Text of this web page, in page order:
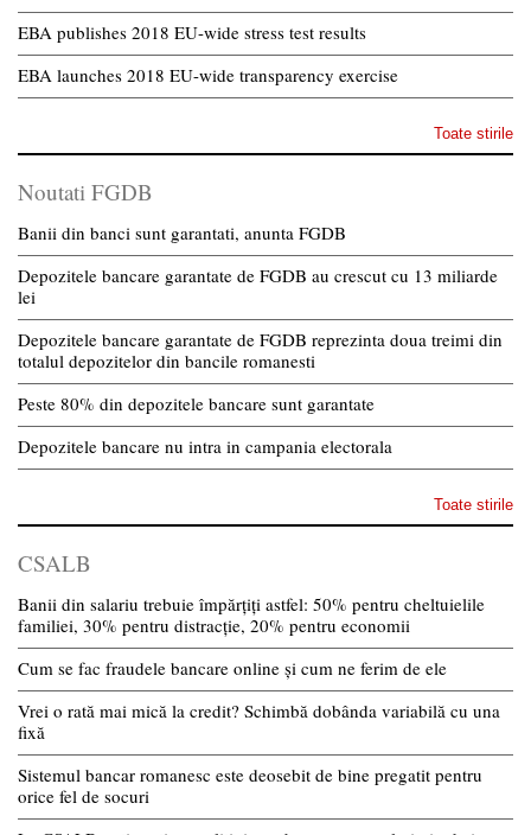
EBA publishes 2018 EU-wide stress test results
EBA launches 2018 EU-wide transparency exercise
Toate stirile
Noutati FGDB
Banii din banci sunt garantati, anunta FGDB
Depozitele bancare garantate de FGDB au crescut cu 13 miliarde
lei
Depozitele bancare garantate de FGDB reprezinta doua treimi din
totalul depozitelor din bancile romanesti
Peste 80% din depozitele bancare sunt garantate
Depozitele bancare nu intra in campania electorala
Toate stirile
CSALB
Banii din salariu trebuie împărțiți astfel: 50% pentru cheltuielile
familiei, 30% pentru distracție, 20% pentru economii
Cum se fac fraudele bancare online și cum ne ferim de ele
Vrei o rată mai mică la credit? Schimbă dobânda variabilă cu una
fixă
Sistemul bancar romanesc este deosebit de bine pregatit pentru
orice fel de socuri